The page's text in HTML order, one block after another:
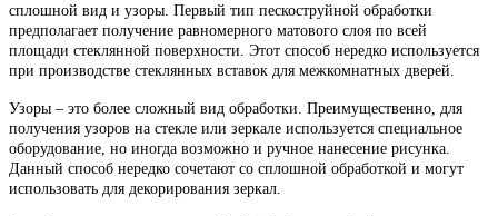
сплошной вид и узоры. Первый тип пескоструйной обработки
предполагает получение равномерного матового слоя по всей
площади стеклянной поверхности. Этот способ нередко используется
при производстве стеклянных вставок для межкомнатных дверей.
Узоры – это более сложный вид обработки. Преимущественно, для
получения узоров на стекле или зеркале используется специальное
оборудование, но иногда возможно и ручное нанесение рисунка.
Данный способ нередко сочетают со сплошной обработкой и могут
использовать для декорирования зеркал.